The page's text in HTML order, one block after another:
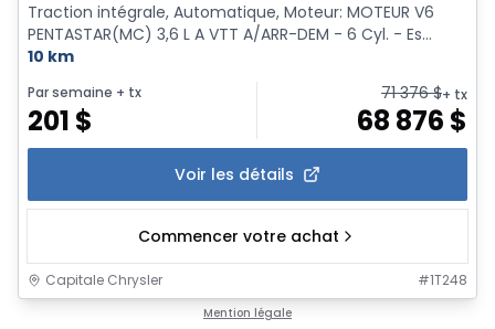
Traction intégrale, Automatique, Moteur: MOTEUR V6
PENTASTAR(MC) 3,6 L A VTT A/ARR-DEM - 6 Cyl. - Es...
10 km
Par semaine + tx
201 $
71 376$+ tx
68 876 $
Voir les détails
Commencer votre achat
Capitale Chrysler #1T248
Mention légale